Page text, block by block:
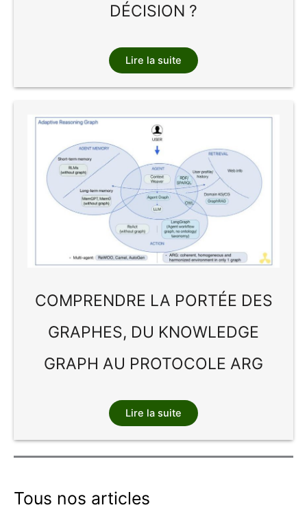
DÉCISION ?
Lire la suite
COMPRENDRE LA PORTÉE DES
GRAPHES, DU KNOWLEDGE
GRAPH AU PROTOCOLE ARG
Lire la suite
Tous nos articles